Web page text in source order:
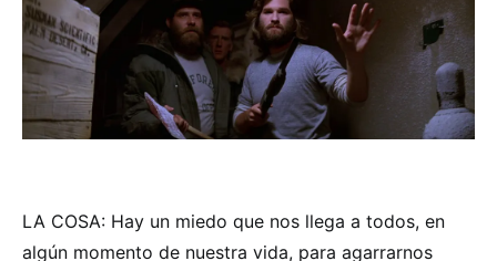
LA COSA: Hay un miedo que nos llega a todos, en
algún momento de nuestra vida, para agarrarnos